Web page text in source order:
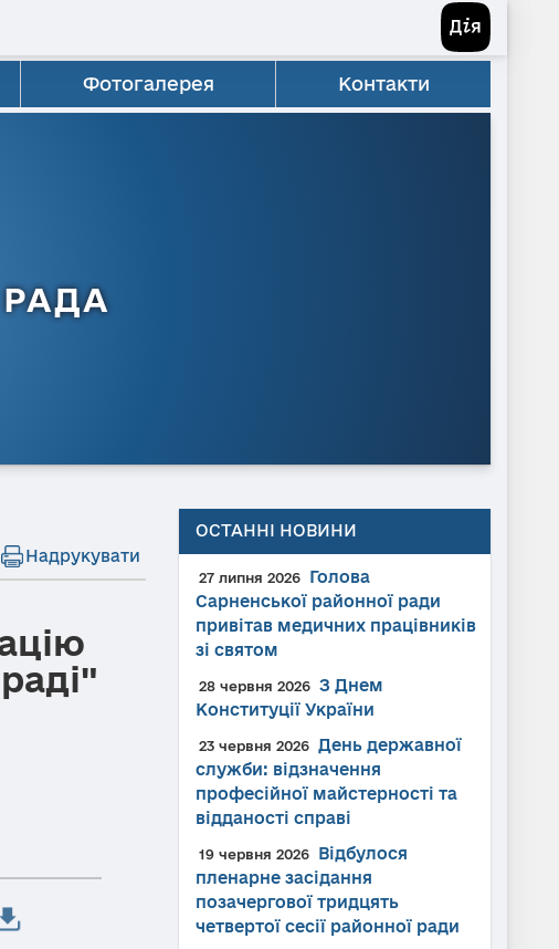
Фотогалерея Контакти
Надрукувати
ОСТАННІ НОВИНИ
27 липня 2026
Голова
Сарненської районної ради
привітав медичних працівників
зі святом
28 червня 2026
З Днем
Конституції України
23 червня 2026
День державної
служби: відзначення
професійної майстерності та
відданості справі
19 червня 2026
Відбулося
пленарне засідання
позачергової тридцять
четвертої сесії районної ради